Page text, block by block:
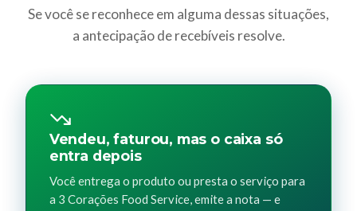
Se você se reconhece em alguma dessas situações,
a antecipação de recebíveis resolve.
Vendeu, faturou, mas o caixa só
entra depois
Você entrega o produto ou presta o serviço para
a 3 Corações Food Service, emite a nota — e